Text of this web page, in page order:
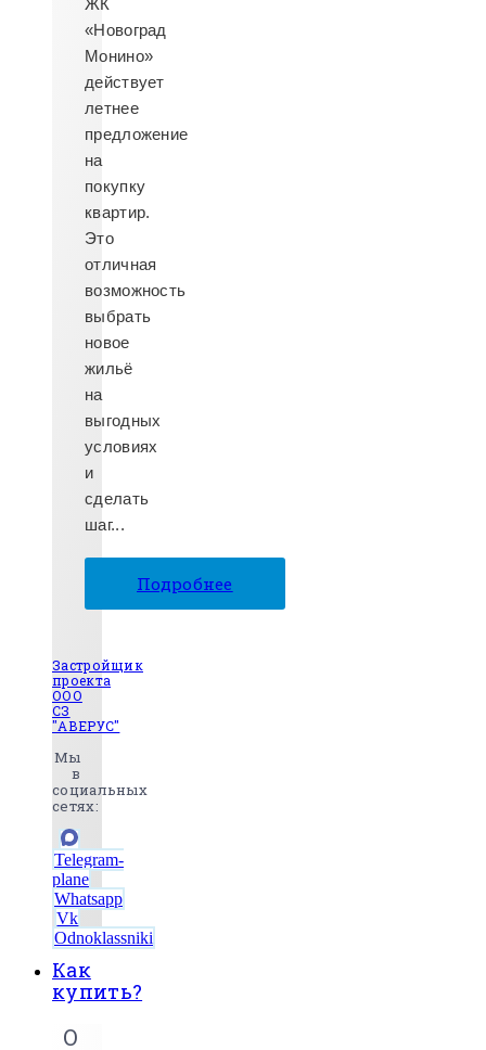
ЖК
«Новоград
Монино»
действует
летнее
предложение
на
покупку
квартир.
Это
отличная
возможность
выбрать
новое
жильё
на
выгодных
условиях
и
сделать
шаг...
Подробнее
Застройщик
проекта
ООО
СЗ
"АВЕРУС"
Мы
в
социальных
сетях:
Telegram-
plane
Whatsapp
Vk
Odnoklassniki
Как
купить?
О